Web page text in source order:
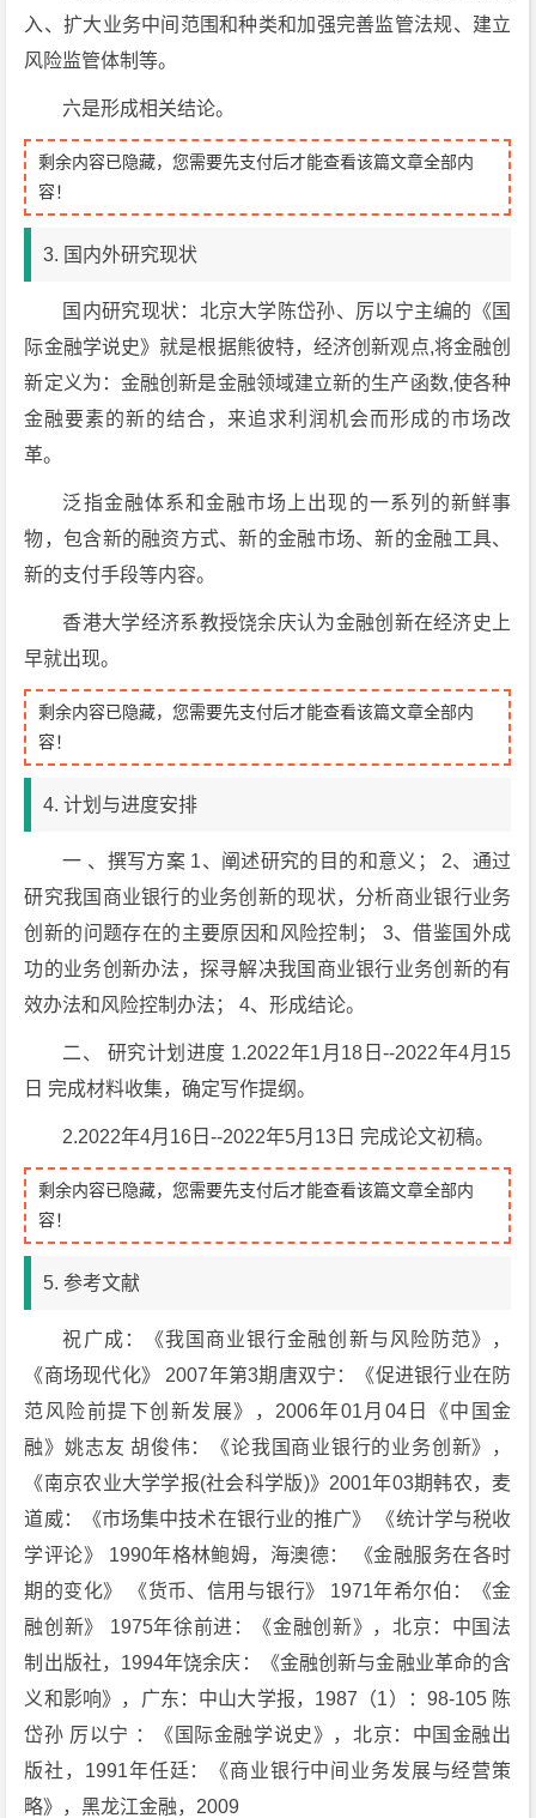
入、扩大业务中间范围和种类和加强完善监管法规、建立
风险监管体制等。
六是形成相关结论。
剩余内容已隐藏，您需要先支付后才能查看该篇文章全部内
容！
3. 国内外研究现状
国内研究现状：北京大学陈岱孙、厉以宁主编的《国
际金融学说史》就是根据熊彼特，经济创新观点,将金融创
新定义为：金融创新是金融领域建立新的生产函数,使各种
金融要素的新的结合，来追求利润机会而形成的市场改
革。
泛指金融体系和金融市场上出现的一系列的新鲜事
物，包含新的融资方式、新的金融市场、新的金融工具、
新的支付手段等内容。
香港大学经济系教授饶余庆认为金融创新在经济史上
早就出现。
剩余内容已隐藏，您需要先支付后才能查看该篇文章全部内
容！
4. 计划与进度安排
一 、撰写方案 1、阐述研究的目的和意义； 2、通过
研究我国商业银行的业务创新的现状，分析商业银行业务
创新的问题存在的主要原因和风险控制； 3、借鉴国外成
功的业务创新办法，探寻解决我国商业银行业务创新的有
效办法和风险控制办法； 4、形成结论。
二、 研究计划进度 1.2022年1月18日--2022年4月15
日 完成材料收集，确定写作提纲。
2.2022年4月16日--2022年5月13日 完成论文初稿。
剩余内容已隐藏，您需要先支付后才能查看该篇文章全部内
容！
5. 参考文献
祝广成：《我国商业银行金融创新与风险防范》，
《商场现代化》 2007年第3期唐双宁：《促进银行业在防
范风险前提下创新发展》，2006年01月04日《中国金
融》姚志友 胡俊伟：《论我国商业银行的业务创新》，
《南京农业大学学报(社会科学版)》2001年03期韩农，麦
道威：《市场集中技术在银行业的推广》 《统计学与税收
学评论》 1990年格林鲍姆，海澳德： 《金融服务在各时
期的变化》 《货币、信用与银行》 1971年希尔伯：《金
融创新》 1975年徐前进：《金融创新》，北京：中国法
制出版社，1994年饶余庆：《金融创新与金融业革命的含
义和影响》，广东：中山大学报，1987（1）：98-105 陈
岱孙 厉以宁 ：《国际金融学说史》，北京：中国金融出
版社，1991年任廷：《商业银行中间业务发展与经营策
略》，黑龙江金融，2009